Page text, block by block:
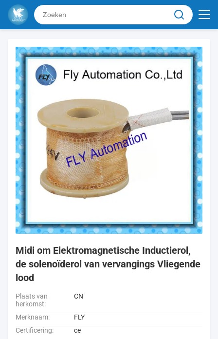
Midi om Elektromagnetische Inductierol,
de solenoïderol van vervangings Vliegende
lood
Plaats van
herkomst:
CN
Merknaam:
FLY
Certificering:
ce